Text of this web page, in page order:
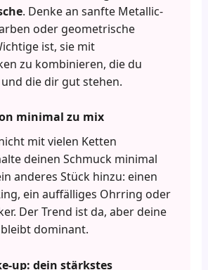
. Denke an sanfte Metallic-
oder geometrische
ist, sie mit
zu kombinieren, die du
die dir gut stehen.
minimal zu mix
mit vielen Ketten
deinen Schmuck minimal
anderes Stück hinzu: einen
ein auffälliges Ohrring oder
Der Trend ist da, aber deine
dominant.
up: dein stärkstes